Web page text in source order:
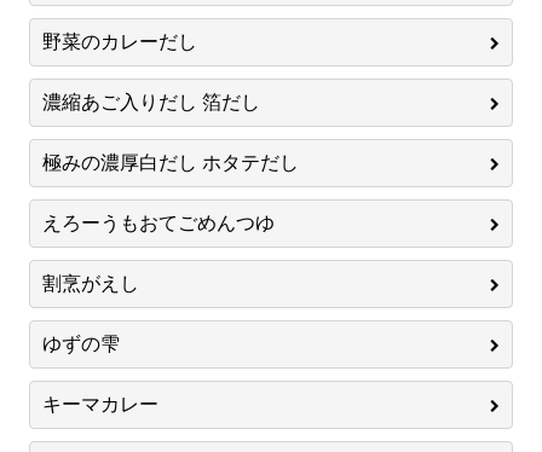
野菜のカレーだし
濃縮あご入りだし 箔だし
極みの濃厚白だし ホタテだし
えろーうもおてごめんつゆ
割烹がえし
ゆずの雫
キーマカレー